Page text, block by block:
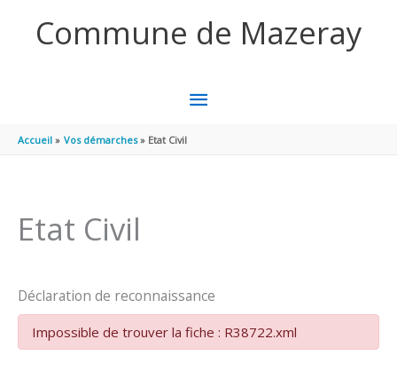
Commune de Mazeray
MENU
PRINCIPAL
Accueil Vos démarches Etat Civil
Etat Civil
Déclaration de reconnaissance
Impossible de trouver la fiche : R38722.xml